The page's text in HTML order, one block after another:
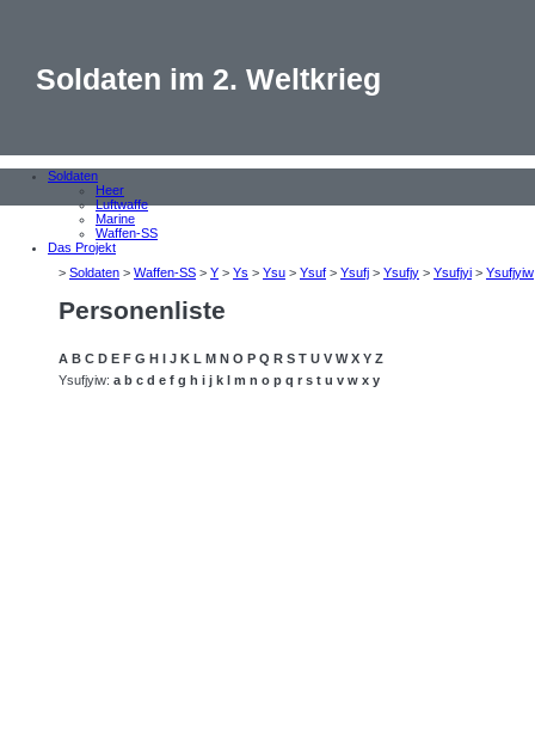
Soldaten im 2. Weltkrieg
Soldaten
Heer
Luftwaffe
Marine
Waffen-SS
Das Projekt
> Soldaten > Waffen-SS > Y > Ys > Ysu > Ysuf > Ysufj > Ysufjy > Ysufjyi > Ysufjyiw
Personenliste
A B C D E F G H J K L M N O P Q R S T U V W X Y Z
Ysufjyiw: a b c d e f g h i j k l m n o p q r s t u v w x y